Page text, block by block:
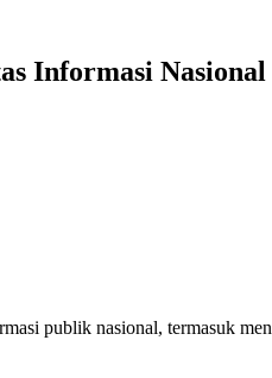
Informasi Nasional
publik nasional, termasuk